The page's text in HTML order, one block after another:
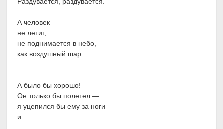
Раздувается, раздувается.
А человек —
не летит,
не поднимается в небо,
как воздушный шар.
А было бы хорошо!
Он только бы полетел —
я уцепился бы ему за ноги
и...